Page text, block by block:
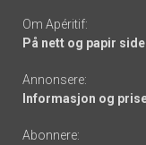
Om Apéritif:
På nett og papir
Annonsere:
Informasjon og
Abonnere: